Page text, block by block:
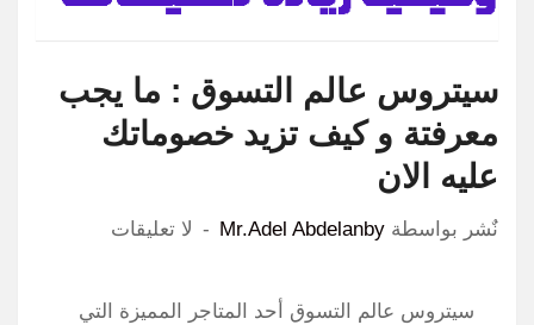
سيتروس عالم التسوق : ما يجب
معرفتة و كيف تزيد خصوماتك
عليه الان
نٌشر بواسطة Mr.Adel Abdelanby لا تعليقات
سيتروس عالم التسوق أحد المتاجر المميزة التي